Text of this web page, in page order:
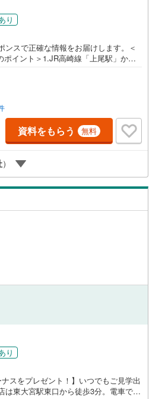
り
スで正確な情報をお届けします。＜
イント＞1.JR高崎線「上尾駅」から
完備してます。3.大型キッズスペース
さい。店内におむつ替えコーナーも
でお手伝い営業時間:10時～20時ま
5.提携FPへの無料個別相談サービス
ナーと無料相談。ローン返済につい
ョンをご提案できます。当店には宅地
ー、住宅ローンアドバイザーなど、専
資料をもらう 無料
）
り
スをプレゼント！】いつでもご見学出
東大宮駅東口から徒歩3分。電車でも
比企郡滑川町
比企郡川島町(0)
児玉郡美里町(0)
大里郡寄居町(0)
北葛飾郡松伏町
オール電化（ 4）
対面キッチン（49）
浴室に窓あり （ 16）